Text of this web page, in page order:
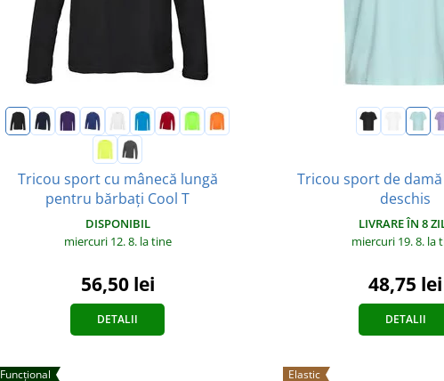
Tricou sport cu mânecă lungă
pentru bărbați Cool T
DISPONIBIL
miercuri 12. 8. la tine
56,50 lei
DETALII
Tricou sport de
deschis
LIVRARE ÎN 8
miercuri 19. 8. la
48,75 lei
DETALII
Funcțional
Elastic